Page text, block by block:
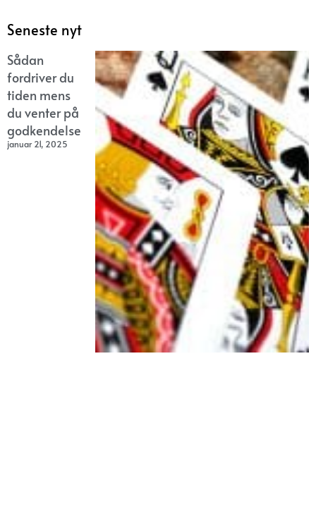
Seneste nyt
Sådan
fordriver du
tiden mens
du venter på
godkendelse
januar 21, 2025